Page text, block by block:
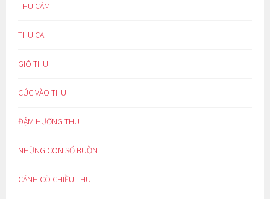
THU CẢM
THU CA
GIÓ THU
CÚC VÀO THU
ĐẬM HƯƠNG THU
NHỮNG CON SỐ BUỒN
CÁNH CÒ CHIỀU THU